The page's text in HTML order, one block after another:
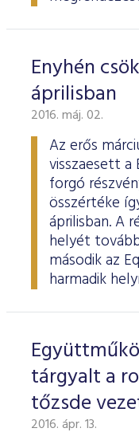
Enyhén
áprilisban
2016. máj. 02.
Az erős
visszaesett a
forgó
összértéke
áprilisban. A
helyét
második az
harmadik
tárgyalt a
tőzsde
2016. ápr. 13.